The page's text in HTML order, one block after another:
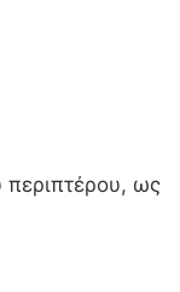
περιπτέρου, ως